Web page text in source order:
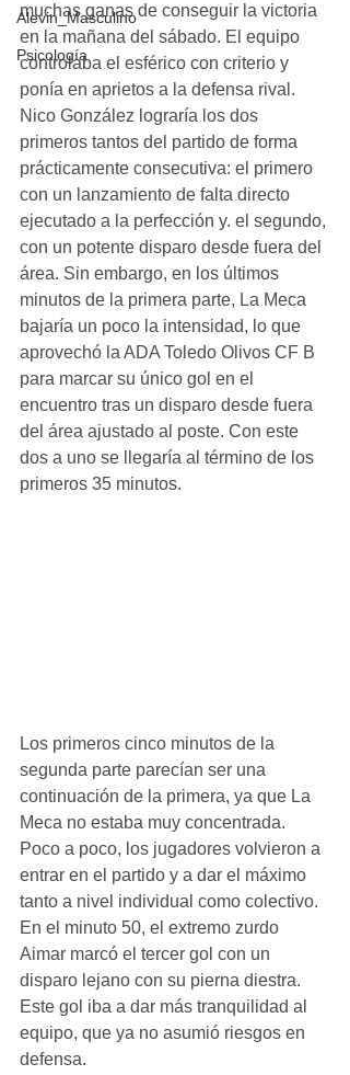
Alevin_Masculino
Psicología
muchas ganas de conseguir la victoria
en la mañana del sábado. El equipo
controlaba el esférico con criterio y
ponía en aprietos a la defensa rival.
Nico González lograría los dos
primeros tantos del partido de forma
prácticamente consecutiva: el primero
con un lanzamiento de falta directo
ejecutado a la perfección y. el segundo,
con un potente disparo desde fuera del
área. Sin embargo, en los últimos
minutos de la primera parte, La Meca
bajaría un poco la intensidad, lo que
aprovechó la ADA Toledo Olivos CF B
para marcar su único gol en el
encuentro tras un disparo desde fuera
del área ajustado al poste. Con este
dos a uno se llegaría al término de los
primeros 35 minutos.
Los primeros cinco minutos de la
segunda parte parecían ser una
continuación de la primera, ya que La
Meca no estaba muy concentrada.
Poco a poco, los jugadores volvieron a
entrar en el partido y a dar el máximo
tanto a nivel individual como colectivo.
En el minuto 50, el extremo zurdo
Aimar marcó el tercer gol con un
disparo lejano con su pierna diestra.
Este gol iba a dar más tranquilidad al
equipo, que ya no asumió riesgos en
defensa.